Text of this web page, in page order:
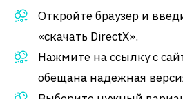
Откройте браузер и
«скачать DirectX».
Нажмите на ссылку с
обещана надежная